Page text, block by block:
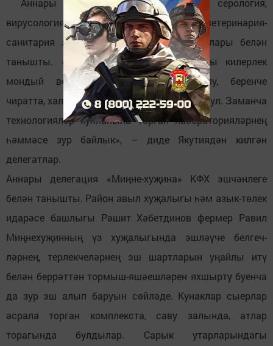
вирусология, ПЦР, токсикология һәм ветеринария-
санитария лабораторияләренең эш шартлары белән
танышты. «Европа стандартларына туры килерлек
мондый ветеринария берләшмәсе булу, беренче
чиратта, халыкның сәламәтлеген кайгырту ул. Заманча
технологияләр кулланыла торган лабораторияләрнең
һәммәсе зур байлык», – диде Якутиядән килгән
делегатлар.
Аннары делегация «Миңне-хуҗина» КФХ эшчәнлеге
белән танышты. Район авыл хуҗалыгы һәм азык-төлек
идарәсе башлыгы Рәшит Хәбетдинов фермер Равил
Миңнехуҗинның үз хуҗалыгында эшләүче белгеч-
ләрнең, терлекчеләрнең эш шартларын уңайлы итү
белән беррәттән тормыш-яшәешләрен яхшырту буенча
да зур эш алып баруын сөйләде. Кунаклар сыерлар
асрала торган комплекста, саву залында, атлар
торагында булдылар. Сарык утарларындагы